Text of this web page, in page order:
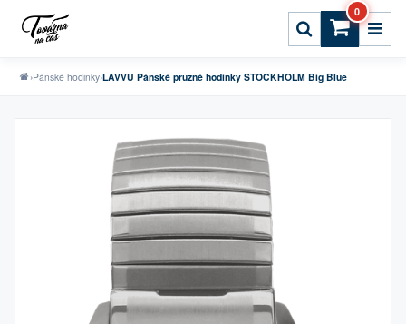
0
›Pánské hodinky›LAVVU Pánské pružné hodinky STOCKHOLM Big Blue